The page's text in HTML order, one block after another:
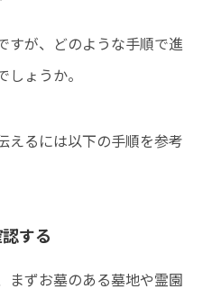
すが、どのような手順で進
ょうか。
えるには以下の手順を参考
する
まずお墓のある墓地や霊園